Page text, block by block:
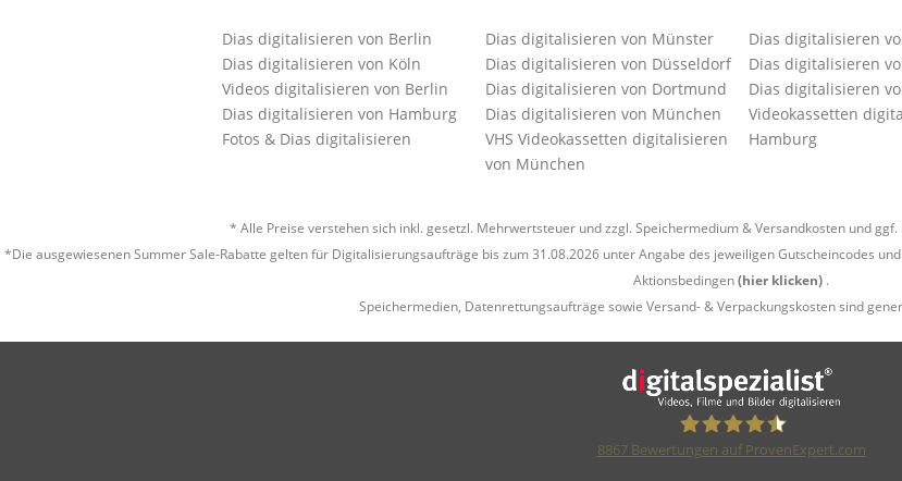
Dias digitalisieren von Berlin
Dias digitalisieren von Köln
Videos digitalisieren von Berlin
Dias digitalisieren von Hamburg
Fotos & Dias digitalisieren
Dias digitalisieren von Münster
Dias digitalisieren von Düsseldorf
Dias digitalisieren von Dortmund
Dias digitalisieren von München
VHS Videokassetten digitalisieren
von München
Dias digitalisieren
Dias digitalisieren
Dias digitalisieren
Videokassetten
Hamburg
* Alle Preise verstehen sich inkl. gesetzl. Mehrwertsteuer und zzgl. Speichermedium &Versandkosten und
*Die ausgewiesenen Summer Sale-Rabatte gelten für Digitalisierungsaufträge bis zum 31.08.2026 unter Angabe des jeweiligen Gutscheincodes
Aktionsbedingen(hier klicken) .
Speichermedien, Datenrettungsaufträge sowie Versand- & Verpackungskosten sind
8867Bewertungen auf ProvenExpert.com